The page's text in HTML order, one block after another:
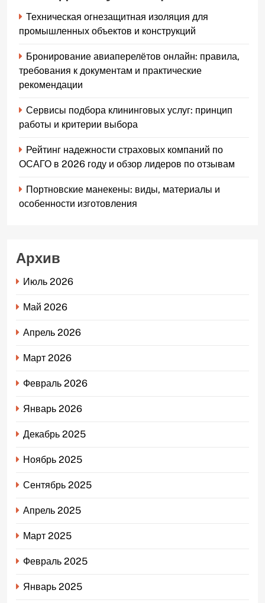
Техническая огнезащитная изоляция для
промышленных объектов и конструкций
Бронирование авиаперелётов онлайн: правила,
требования к документам и практические
рекомендации
Сервисы подбора клининговых услуг: принцип
работы и критерии выбора
Рейтинг надежности страховых компаний по
ОСАГО в 2026 году и обзор лидеров по отзывам
Портновские манекены: виды, материалы и
особенности изготовления
Архив
Июль 2026
Май 2026
Апрель 2026
Март 2026
Февраль 2026
Январь 2026
Декабрь 2025
Ноябрь 2025
Сентябрь 2025
Апрель 2025
Март 2025
Февраль 2025
Январь 2025